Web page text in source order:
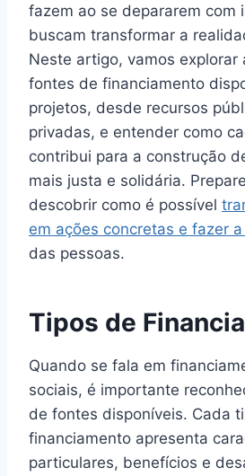
fazem ao se depararem com
buscam transformar a
Neste artigo, vamos explorar
fontes de financiamento
projetos, desde recursos
privadas, e entender como
contribui para a construção
mais justa e solidária.
descobrir como é possível
em ações concretas e fazer
das pessoas.
Tipos de
Quando se fala em
sociais, é importante
de fontes disponíveis. Cada
financiamento apresenta
particulares, benefícios e